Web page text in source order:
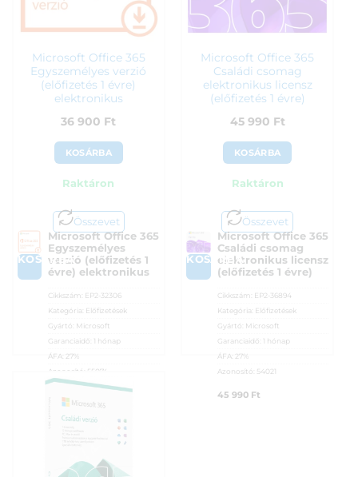
Microsoft Office 365
Egyszemélyes verzió
(előfizetés 1 évre)
elektronikus
36 900 Ft
KOSÁRBA
Raktáron
Összevet
KOSÁRBA
Microsoft Office 365
Egyszemélyes
verzió (előfizetés 1
évre) elektronikus
Cikkszám: EP2-32306
Kategória: Előfizetések
Gyártó: Microsoft
Garanciaidő: 1 hónap
ÁFA:
27%
Azonosító: 55074
36 900
Microsoft Office 365
Családi csomag
elektronikus licensz
(előfizetés 1 évre)
45 990 Ft
KOSÁRBA
Raktáron
Összevet
KOSÁRBA
Microsoft Office 365
Családi csomag
elektronikus licensz
(előfizetés 1 évre)
Cikkszám: EP2-36894
Kategória: Előfizetések
Gyártó: Microsoft
Garanciaidő: 1 hónap
ÁFA:
27%
Azonosító: 54021
45 990 Ft